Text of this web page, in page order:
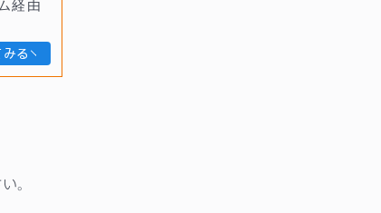
経由
る
。